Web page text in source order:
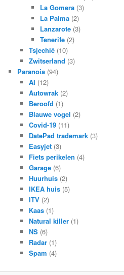
La Gomera (3)
La Palma (2)
Lanzarote (3)
Tenerife (2)
Tsjechië(10)
Zwitserland (3)
Paranoia (94)
AI (12)
Autowrak(2)
Beroofd (1)
Blauwe vogel (2)
Covid-19(11)
DatePad trademark(3)
Easyjet(3)
Fiets perikelen (4)
Garage(6)
Huurhuis(2)
IKEA huis(5)
ITV(2)
Kaas(1)
Natural killer(1)
NS(6)
Radar(1)
Spam (4)